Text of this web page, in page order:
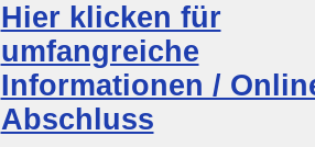
Hier klicken für
umfangreiche
Informationen /
Abschluss